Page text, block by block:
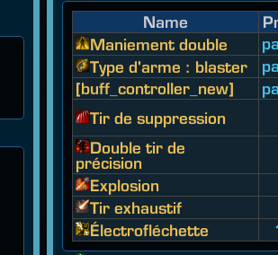
Name
Maniement double
Type d'arme : blaster
[buff_controller_new]
Tir de suppression
Double tir de
précision
Explosion
Tir exhaustif
Électrofléchette